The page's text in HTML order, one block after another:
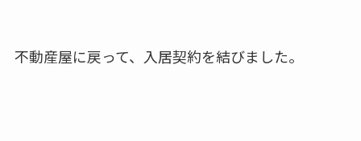
不動産屋に戻って、入居契約を結びました。